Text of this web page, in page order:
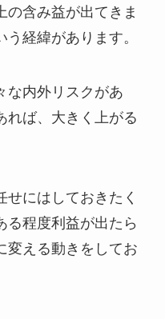
の含み益が出てきま
経緯があります。
な内外リスクがあ
れば、大きく上がる
にはしておきたく
る程度利益が出たら
変える動きをしてお